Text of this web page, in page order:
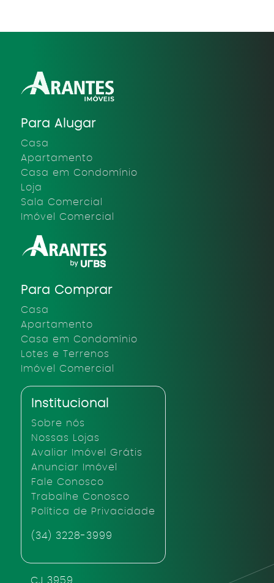
Para Alugar
Casa
Apartamento
Casa em Condomínio
Loja
Sala Comercial
Imóvel Comercial
Para Comprar
Casa
Apartamento
Casa em Condomínio
Lotes e Terrenos
Imóvel Comercial
Institucional
Sobre nós
Nossas Lojas
Avaliar Imóvel Grátis
Anunciar Imóvel
Fale Conosco
Trabalhe Conosco
Política de Privacidade
(34) 3228-3999
CJ 3959